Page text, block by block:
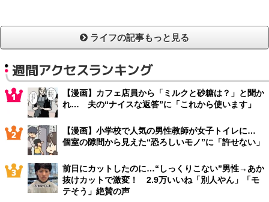
ライフの記事もっと見る
週間アクセスランキング
【漫画】カフェ店員から「ミルクと砂糖は？」と聞か
れ… 夫の“ナイスな返答”に「これから使います」
【漫画】小学校で人気の男性教師が女子トイレに…
個室の隙間から見えた“恐ろしいモノ”に「許せない」
前日にカットしたのに…“しっくりこない”男性→あか
抜けカットで激変！ 2.9万いいね「別人やん」「モ
テそう」絶賛の声